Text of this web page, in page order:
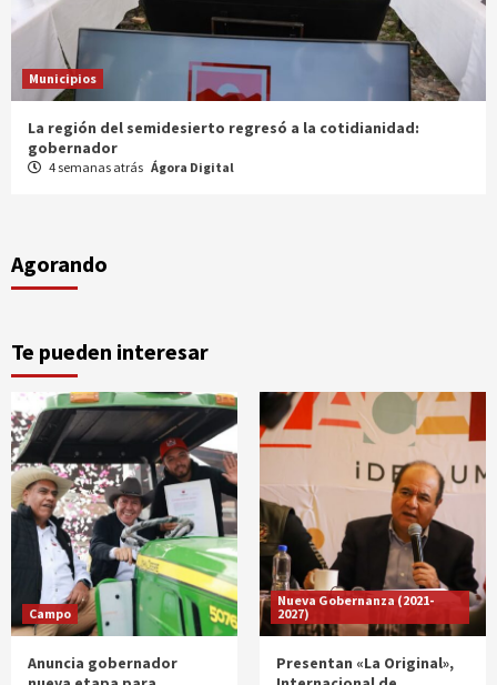
Municipios
Entrega gobernador a productores 100 mdp en semilla
1 mes atrás
Agorando
Te pueden interesar
Campo
Anuncia gobernador
Nueva Gobernanza (2021-
2027)
Presentan «La Original»,